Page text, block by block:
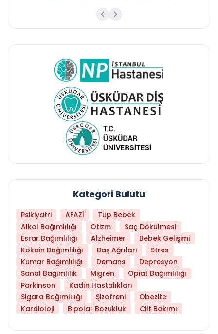
Kategori Bulutu
Psikiyatri AFAZİ
Tüp Bebek
Alkol Bağımlılığı
Otizm
Saç Dökülmesi
Esrar Bağımlılığı
Alzheimer
Bebek Gelişimi
Kokain Bağımlılığı
Baş Ağrıları
Stres
Kumar Bağımlılığı
Demans
Depresyon
Sanal Bağımlılık
Migren
Opiat Bağımlılığı
Parkinson
Kadın Hastalıkları
Sigara Bağımlılığı
Şizofreni
Obezite
Kardioloji
Bipolar Bozukluk Cilt Bakımı